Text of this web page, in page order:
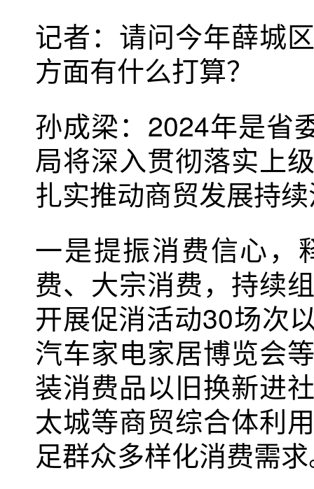
记者：请问今年薛城
方面有什么打算？
孙成梁：2024年是省
局将深入贯彻落实上
扎实推动商贸发展持
一是提振消费信心，
费、大宗消费，持续
开展促消活动30场次
汽车家电家居博览会
装消费品以旧换新进
太城等商贸综合体利
足群众多样化消费需